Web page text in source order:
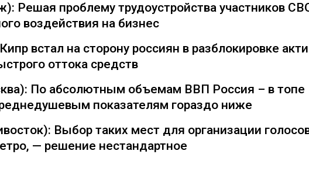
Решая проблему трудоустройства участников
воздействия на бизнес
встал на сторону россиян в разблокировке
оттока средств
По абсолютным объемам ВВП Россия – в топе
показателям гораздо ниже
Выбор таких мест для организации
— решение нестандартное